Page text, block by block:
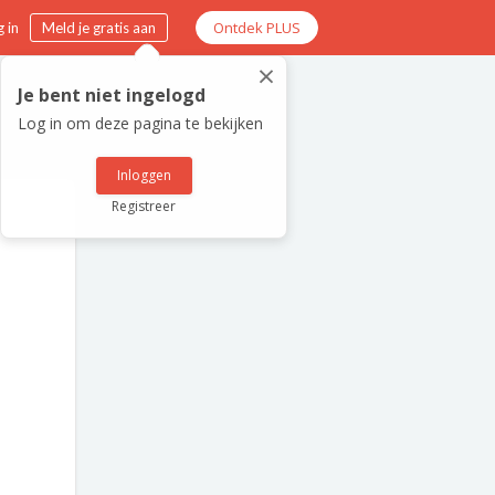
in Meld je gratis aan Ontdek PLUS
×
Je bent niet ingelogd
Log in om deze pagina te bekijken
Inloggen
Registreer